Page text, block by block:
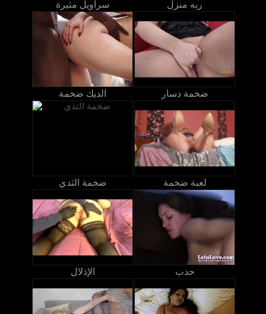
سراويل مثيرة ربه منزل
الديك ضخمة ضخمة دسار
ضخمة الثدي لعبة ضخمة
الإذلال حدب